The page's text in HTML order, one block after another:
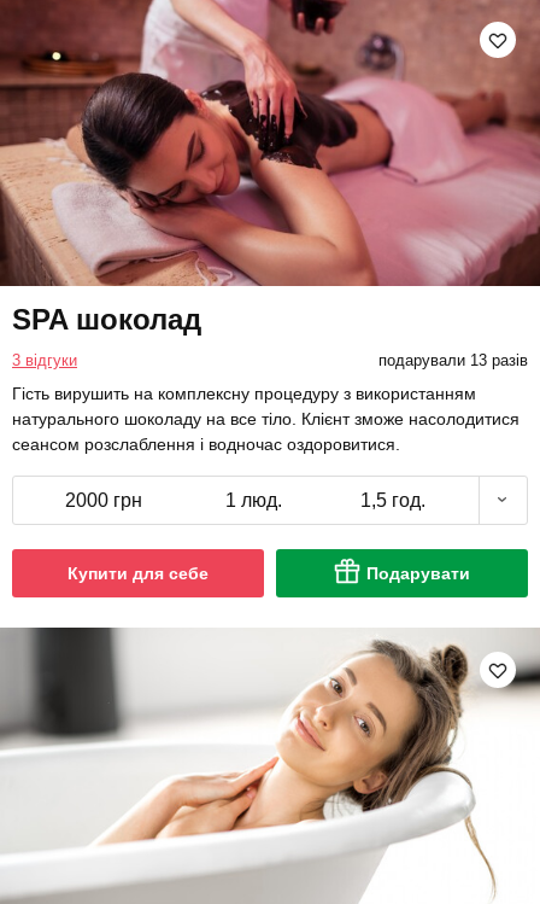
SPA шоколад
3 відгуки подарували 13 разів
Гість вирушить на комплексну процедуру з використанням
натурального шоколаду на все тіло. Клієнт зможе насолодитися
сеансом розслаблення і водночас оздоровитися.
2000 грн 1 люд. 1,5 год.
Купити для себе Подарувати